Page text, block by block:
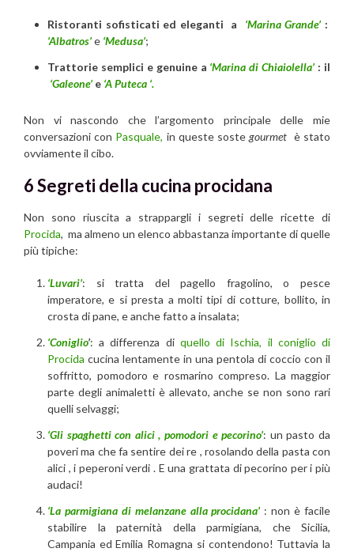
Ristoranti sofisticati ed eleganti a ‘Marina Grande’ :
‘Albatros’e ‘Medusa’;
Trattorie semplici e genuine a ‘Marina di Chiaiolella’ : il
‘Galeone’ e ‘A Puteca ‘.
Non vi nascondo che l’argomento principale delle mie
conversazioni con Pasquale, in queste sostegourmet è stato
ovviamente il cibo.
6 Segreti della cucina procidana
Non sono riuscita a strappargli i segreti delle ricette di
Procida, ma almeno un elenco abbastanza importante di quelle
più tipiche:
‘Luvari’: si tratta del pagello fragolino, o pesce
imperatore, e si presta a molti tipi di cotture, bollito, in
crosta di pane, e anche fatto a insalata;
‘Coniglio’: a differenza diquello di Ischia, il coniglio di
Procida cucina lentamente in una pentola di coccio con il
soffritto, pomodoro e rosmarino compreso. La maggior
parte degli animaletti è allevato, anche se non sono rari
quelli selvaggi;
‘Gli spaghetti con alici , pomodori e pecorino’: un pasto da
poveri ma che fa sentire dei re , rosolando della pasta con
alici , i peperoni verdi . E una grattata di pecorino per i più
audaci!
‘La parmigiana di melanzane alla procidana’ : non è facile
stabilire la paternità della parmigiana, che Sicilia,
Campania ed Emilia Romagna si contendono! Tuttavia la